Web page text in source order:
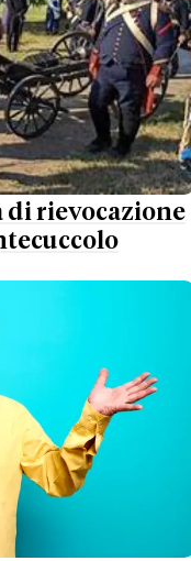
di rievocazione